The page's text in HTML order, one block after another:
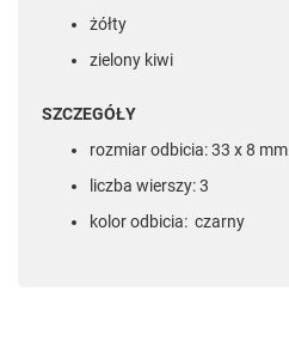
żółty
zielony kiwi
SZCZEGÓŁY
rozmiar odbicia: 33 x 8 mm
liczba wierszy: 3
kolor odbicia: czarny